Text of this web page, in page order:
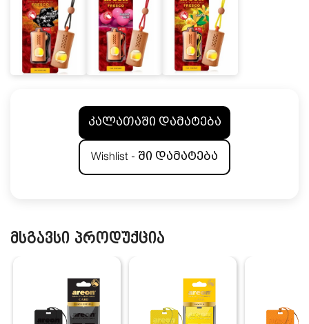
კალათაში დამატება
Wishlist - ში დამატება
მსგავსი პროდუქცია